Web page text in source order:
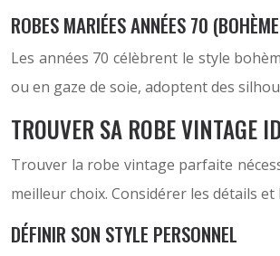
ROBES MARIÉES ANNÉES 70
Les années 70 célèbrent le style
ou en gaze de soie, adoptent des
TROUVER SA ROBE VINTAGE
Trouver la robe vintage parfaite
meilleur choix. Considérer les détails
DÉFINIR SON STYLE PERSONNEL